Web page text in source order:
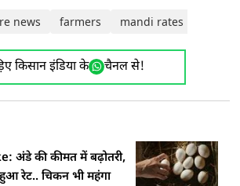
news farmers mandi rates
किसान इंडिया के चैनल से!
अंडे की कीमत में बढ़ोतरी,
रेट.. चिकन भी महंगा